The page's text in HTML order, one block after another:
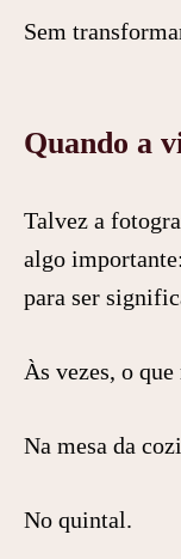
Sem
Quando a
Talvez a
algo
para ser
Às vezes, o
Na mesa da
No quintal.